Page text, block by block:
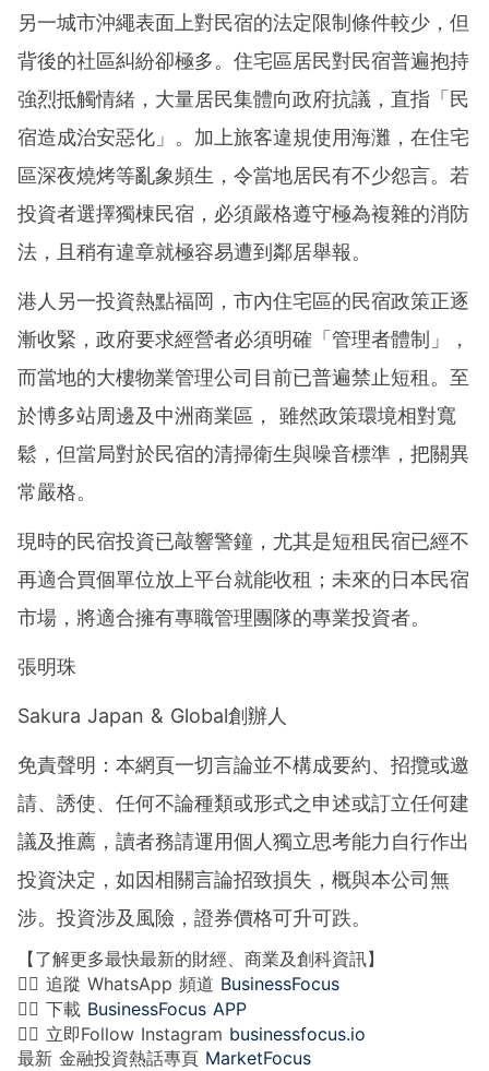
另一城市沖繩表面上對民宿的法定限制條件較少，但
背後的社區糾紛卻極多。住宅區居民對民宿普遍抱持
強烈抵觸情緒，大量居民集體向政府抗議，直指「民
宿造成治安惡化」。加上旅客違規使用海灘，在住宅
區深夜燒烤等亂象頻生，令當地居民有不少怨言。若
投資者選擇獨棟民宿，必須嚴格遵守極為複雜的消防
法，且稍有違章就極容易遭到鄰居舉報。
港人另一投資熱點福岡，市內住宅區的民宿政策正逐
漸收緊，政府要求經營者必須明確「管理者體制」，
而當地的大樓物業管理公司目前已普遍禁止短租。至
於博多站周邊及中洲商業區， 雖然政策環境相對寬
鬆，但當局對於民宿的清掃衛生與噪音標準，把關異
常嚴格。
現時的民宿投資已敲響警鐘，尤其是短租民宿已經不
再適合買個單位放上平台就能收租；未來的日本民宿
市場，將適合擁有專職管理團隊的專業投資者。
張明珠
Sakura Japan & Global創辦人
免責聲明：本網頁一切言論並不構成要約、招攬或邀
請、誘使、任何不論種類或形式之申述或訂立任何建
議及推薦，讀者務請運用個人獨立思考能力自行作出
投資決定，如因相關言論招致損失，概與本公司無
涉。投資涉及風險，證券價格可升可跌。
【了解更多最快最新的財經、商業及創科資訊】
👉🏻 追蹤 WhatsApp 頻道 BusinessFocus
👉🏻 下載 BusinessFocus APP
👉🏻 立即Follow Instagram businessfocus.io
最新 金融投資熱話專頁 MarketFocus